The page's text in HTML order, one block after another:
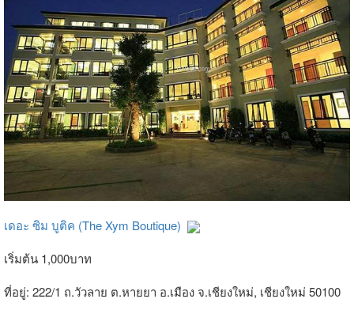
เดอะ ซิม บูติค (The Xym Boutique)
เริ่มต้น 1,000บาท
ที่อยู่: 222/1 ถ.วัวลาย ต.หายยา อ.เมือง จ.เชียงใหม่, เชียงใหม่ 50100